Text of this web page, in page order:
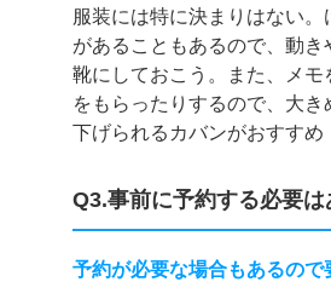
服装には特に決まりはない
があることもあるので、動
靴にしておこう。また、メ
をもらったりするので、大
下げられるカバンがおすすめ
Q3.事前に予約する必要は
予約が必要な場合もあるので